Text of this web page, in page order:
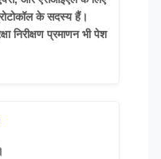
के सदस्य हैं।
निरीक्षण प्रमाणन भी पेश